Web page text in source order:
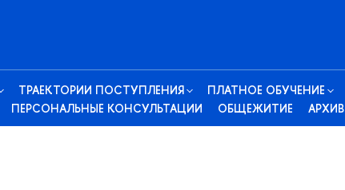
ТРАЕКТОРИИ ПОСТУПЛЕНИЯ ПЛАТНОЕ ОБУЧЕНИЕ
ПЕРСОНАЛЬНЫЕ КОНСУЛЬТАЦИИ ОБЩЕЖИТИЕ АРХИВ